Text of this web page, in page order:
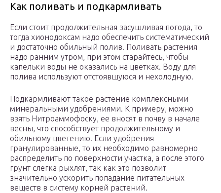
Как поливать и подкармливать
Если стоит продолжительная засушливая погода, то
тогда хионодоксам надо обеспечить систематический
и достаточно обильный полив. Поливать растения
надо ранним утром, при этом старайтесь, чтобы
капельки воды не оказались на цветках. Воду для
полива используют отстоявшуюся и нехолодную.
Подкармливают такое растение комплексными
минеральными удобрениями. К примеру, можно
взять Нитроаммофоску, ее вносят в почву в начале
весны, что способствует продолжительному и
обильному цветению. Если удобрения
гранулированные, то их необходимо равномерно
распределить по поверхности участка, а после этого
грунт слегка рыхлят, так как это позволит
значительно ускорить попадание питательных
веществ в систему корней растений.